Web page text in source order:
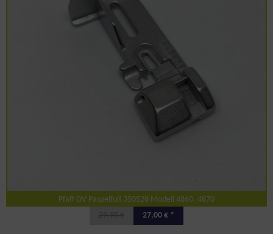
Pfaff OV Paspelfuß 350528 Modell 4860, 4870
27,00 € *